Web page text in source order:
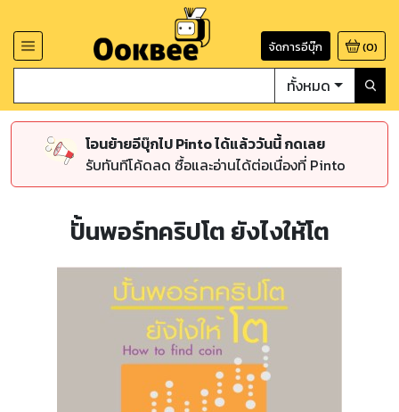
จัดการอีบุ๊ก (0)
ทั้งหมด
โอนย้ายอีบุ๊กไป Pinto ได้แล้ววันนี้ กดเลย
รับทันทีโค้ดลด ซื้อและอ่านได้ต่อเนื่องที่ Pinto
ปั้นพอร์ทคริปโต ยังไงให้โต